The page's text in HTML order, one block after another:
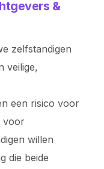
&
zelfstandigen
veilige,
een risico voor
voor
willen
die beide